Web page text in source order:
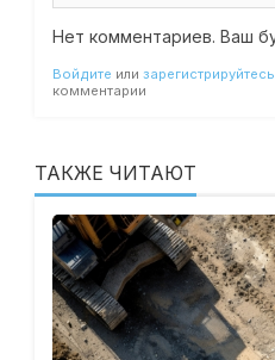
Нет комментариев. Ваш
Войдите или зарегистрируйтесь
комментарии
ТАКЖЕ ЧИТАЮТ